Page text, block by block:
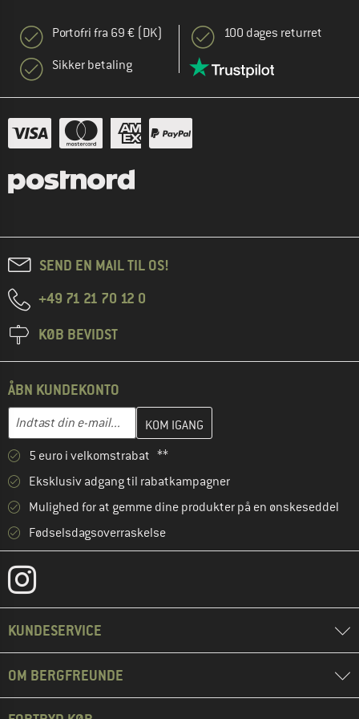
Portofri fra 69 € (DK)
Sikker betaling
100 dages returret
SEND EN MAIL TIL OS!
+49 71 21 70 12 0
KØB BEVIDST
ÅBN KUNDEKONTO
E-mail-adresse
Indtast din e-mailadresse her, og opret i næste trin din
5 euro i velkomstrabat **
Eksklusiv adgang til rabatkampagner
Mulighed for at gemme dine produkter på en ønskeseddel
Fødselsdagsoverraskelse
KUNDESERVICE
OM BERGFREUNDE